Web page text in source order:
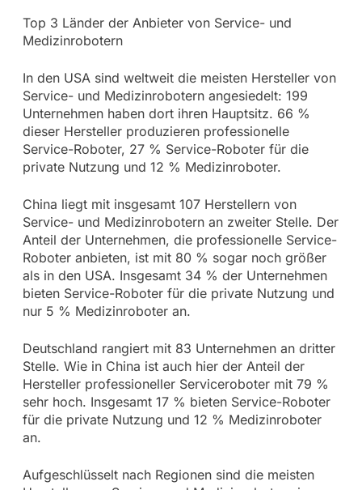
Top 3 Länder der Anbieter von Service- und
Medizinrobotern
In den USA sind weltweit die meisten Hersteller von
Service- und Medizinrobotern angesiedelt: 199
Unternehmen haben dort ihren Hauptsitz. 66 %
dieser Hersteller produzieren professionelle
Service-Roboter, 27 % Service-Roboter für die
private Nutzung und 12 % Medizinroboter.
China liegt mit insgesamt 107 Herstellern von
Service- und Medizinrobotern an zweiter Stelle. Der
Anteil der Unternehmen, die professionelle Service-
Roboter anbieten, ist mit 80 % sogar noch größer
als in den USA. Insgesamt 34 % der Unternehmen
bieten Service-Roboter für die private Nutzung und
nur 5 % Medizinroboter an.
Deutschland rangiert mit 83 Unternehmen an dritter
Stelle. Wie in China ist auch hier der Anteil der
Hersteller professioneller Serviceroboter mit 79 %
sehr hoch. Insgesamt 17 % bieten Service-Roboter
für die private Nutzung und 12 % Medizinroboter
an.
Aufgeschlüsselt nach Regionen sind die meisten